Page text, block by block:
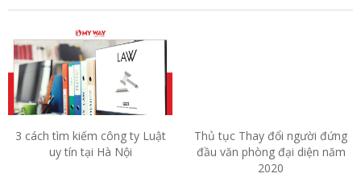
3 cách tìm kiếm công ty Luật
uy tín tại Hà Nội
Thủ tục Thay đổi người đứng
đầu văn phòng đại diện năm
2020